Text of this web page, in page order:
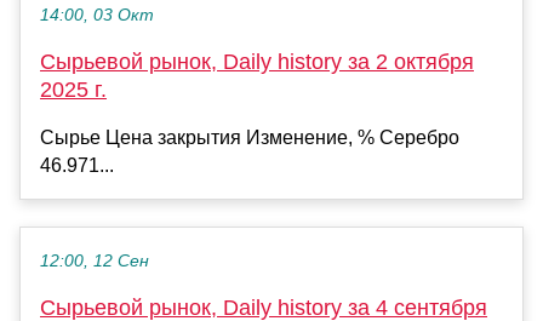
14:00, 03 Окт
Сырьевой рынок, Daily history за 2 октября
2025 г.
Сырье Цена закрытия Изменение, % Серебро
46.971...
12:00, 12 Сен
Сырьевой рынок, Daily history за 4 сентября